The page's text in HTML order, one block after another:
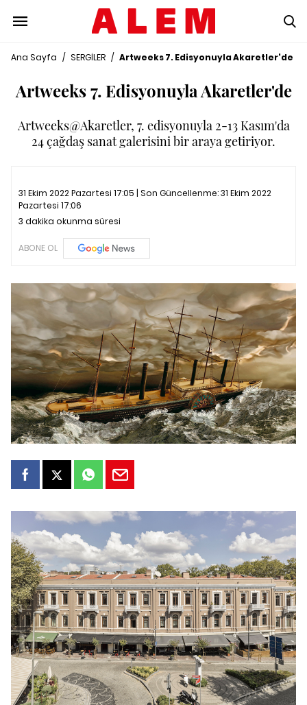
Ana Sayfa / SERGİLER / Artweeks 7. Edisyonuyla Akaretler'de
Artweeks 7. Edisyonuyla Akaretler'de
Artweeks@Akaretler, 7. edisyonuyla 2-13 Kasım'da
24 çağdaş sanat galerisini bir araya getiriyor.
31 Ekim 2022 Pazartesi 17:05 | Son Güncellenme:31 Ekim 2022
Pazartesi 17:06
3 dakika okunma süresi
ABONE OL